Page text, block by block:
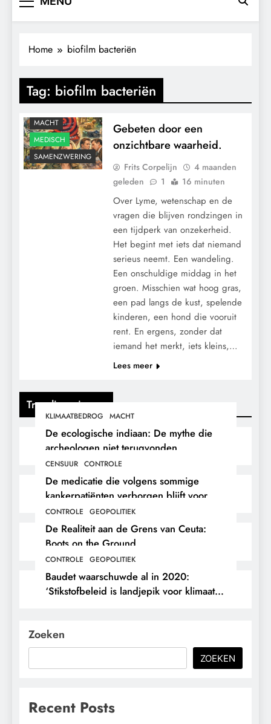
Trending nieuws
KLIMAATBEDROG MACHT
De ecologische indiaan: De mythe die
archeologen niet terugvonden.
CENSUUR CONTROLE
De medicatie die volgens sommige
kankerpatiënten verborgen blijft voor
hun eigen arts.
CONTROLE GEOPOLITIEK
De Realiteit aan de Grens van Ceuta:
Boots on the Ground.
CONTROLE GEOPOLITIEK
Baudet waarschuwde al in 2020:
‘Stikstofbeleid is landjepik voor klimaat
Home biofilm bacteriën
Tag: biofilm bacteriën
MACHT
MEDISCH
SAMENZWERING
Gebeten door een
onzichtbare waarheid.
Frits Corpelijn
4 maanden
geleden
1 16 minuten
Over Lyme, wetenschap en de
vragen die blijven rondzingen in
een tijdperk van onzekerheid.
Het begint met iets dat niemand
serieus neemt. Een wandeling.
Een onschuldige middag in het
groen. Misschien wat hoog gras,
een pad langs de kust, spelende
kinderen, een hond die vooruit
rent. En ergens, zonder dat
iemand het merkt, iets kleins,…
Lees meer
Zoeken
ZOEKEN
Recent Posts